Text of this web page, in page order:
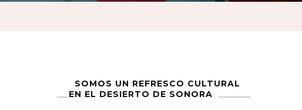
SOMOS UN REFRESCO CULTURAL
EN EL DESIERTO DE SONORA